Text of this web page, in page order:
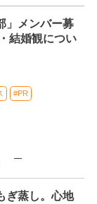
」メンバー募
結婚観につい
#PR
ぎ蒸し。心地